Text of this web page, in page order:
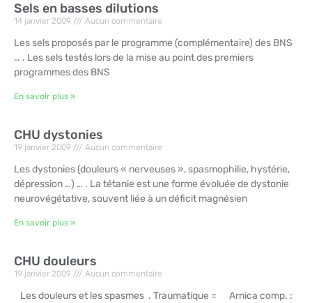
Sels en basses dilutions
14 janvier 2009 Aucun commentaire
Les sels proposés par le programme (complémentaire) des BNS
… . Les sels testés lors de la mise au point des premiers
programmes des BNS
En savoir plus »
CHU dystonies
19 janvier 2009 Aucun commentaire
Les dystonies (douleurs « nerveuses », spasmophilie, hystérie,
dépression …) … . La tétanie est une forme évoluée de dystonie
neurovégétative, souvent liée à un déficit magnésien
En savoir plus »
CHU douleurs
19 janvier 2009 Aucun commentaire
Les douleurs et les spasmes . Traumatique = Arnica comp. :